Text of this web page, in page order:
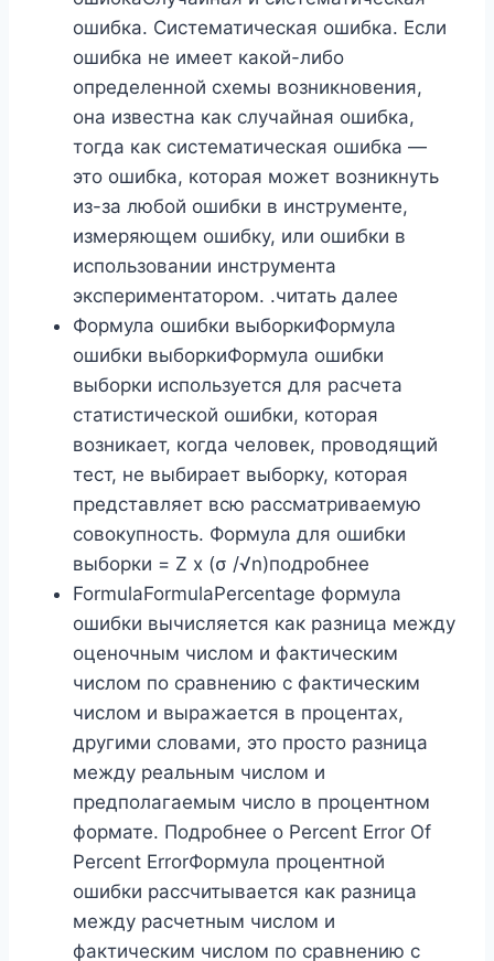
ошибка. Систематическая ошибка. Если
ошибка не имеет какой-либо
определенной схемы возникновения,
она известна как случайная ошибка,
тогда как систематическая ошибка —
это ошибка, которая может возникнуть
из-за любой ошибки в инструменте,
измеряющем ошибку, или ошибки в
использовании инструмента
экспериментатором. .читать далее
Формула ошибки выборкиФормула
ошибки выборкиФормула ошибки
выборки используется для расчета
статистической ошибки, которая
возникает, когда человек, проводящий
тест, не выбирает выборку, которая
представляет всю рассматриваемую
совокупность. Формула для ошибки
выборки = Z x (σ /√n)подробнее
FormulaFormulaPercentage формула
ошибки вычисляется как разница между
оценочным числом и фактическим
числом по сравнению с фактическим
числом и выражается в процентах,
другими словами, это просто разница
между реальным числом и
предполагаемым число в процентном
формате. Подробнее о Percent Error Of
Percent ErrorФормула процентной
ошибки рассчитывается как разница
между расчетным числом и
фактическим числом по сравнению с